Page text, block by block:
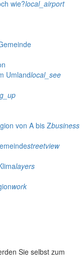
wie?local_airport
Umlandlocal_see
von A bis Zbusiness
streetview
layers
work
Sie selbst zum